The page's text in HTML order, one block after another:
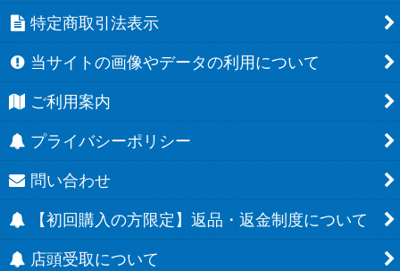
特定商取引法表示
当サイトの画像やデータの利用について
ご利用案内
プライバシーポリシー
問い合わせ
【初回購入の方限定】返品・返金制度について
店頭受取について